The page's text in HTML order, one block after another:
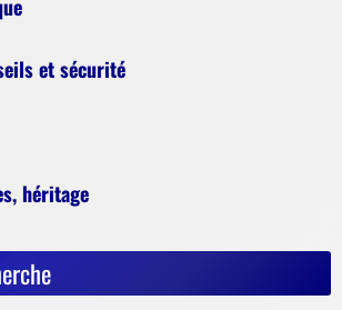
et sécurité
héritage